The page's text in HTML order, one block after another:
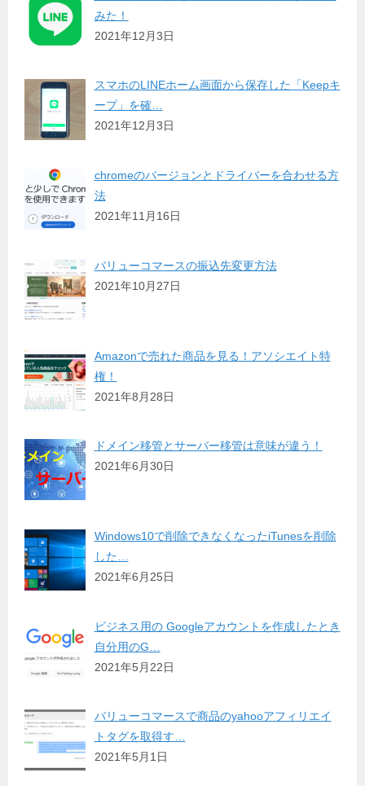
みた！
2021年12月3日
スマホのLINEホーム画面から保存した「Keepキ
ープ」を確…
2021年12月3日
chromeのバージョンとドライバーを合わせる方
法
2021年11月16日
バリューコマースの振込先変更方法
2021年10月27日
Amazonで売れた商品を見る！アソシエイト特
権！
2021年8月28日
ドメイン移管とサーバー移管は意味が違う！
2021年6月30日
Windows10で削除できなくなったiTunesを削除
した…
2021年6月25日
ビジネス用の Googleアカウントを作成したとき
自分用のG…
2021年5月22日
バリューコマースで商品のyahooアフィリエイ
トタグを取得す…
2021年5月1日